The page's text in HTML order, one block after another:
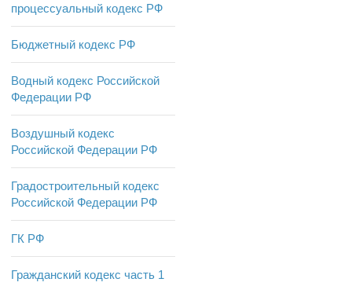
процессуальный кодекс РФ
Бюджетный кодекс РФ
Водный кодекс Российской
Федерации РФ
Воздушный кодекс
Российской Федерации РФ
Градостроительный кодекс
Российской Федерации РФ
ГК РФ
Гражданский кодекс часть 1